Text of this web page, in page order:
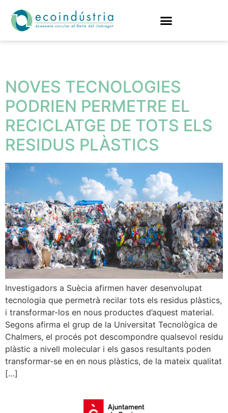
NOVES TECNOLOGIES
PODRIEN PERMETRE EL
RECICLATGE DE TOTS ELS
RESIDUS PLÀSTICS
Investigadors a Suècia afirmen haver desenvolupat
tecnologia que permetrà recilar tots els residus plàstics,
i transformar-los en nous productes d’aquest material.
Segons afirma el grup de la Universitat Tecnològica de
Chalmers, el procés pot descompondre qualsevol residu
plàstic a nivell molecular i els gasos resultants poden
transformar-se en en nous plàstics, de la mateix qualitat
[…]